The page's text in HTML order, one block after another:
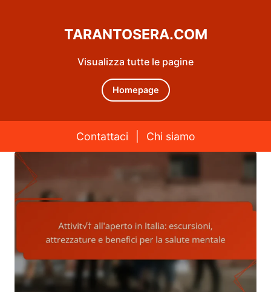
Visualizza tutte le pagine
TARANTOSERA.COM
Homepage
Contattaci Chi siamo
Skip to content